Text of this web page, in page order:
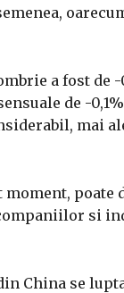
a fost de
de -
mai
moment,
si
China se